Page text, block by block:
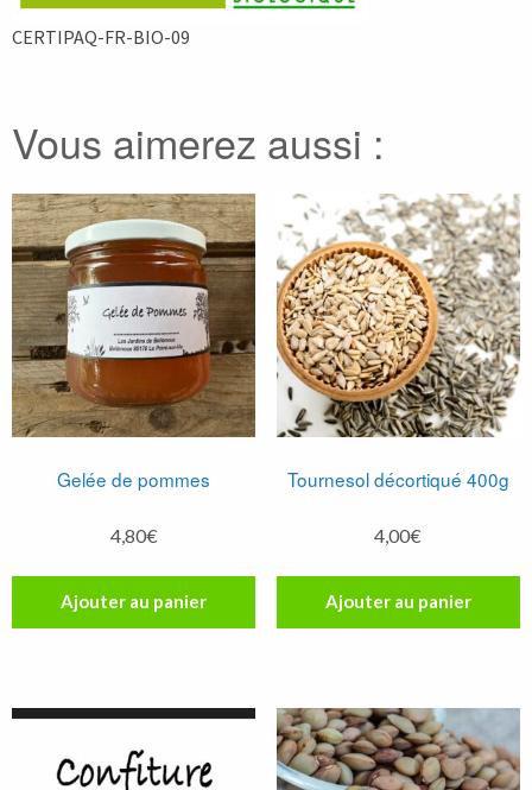
CERTIPAQ-FR-BIO-09
Vous aimerez aussi :
Gelée de pommes
4,80€
Ajouter au panier
Tournesol décortiqué 400g
4,00€
Ajouter au panier